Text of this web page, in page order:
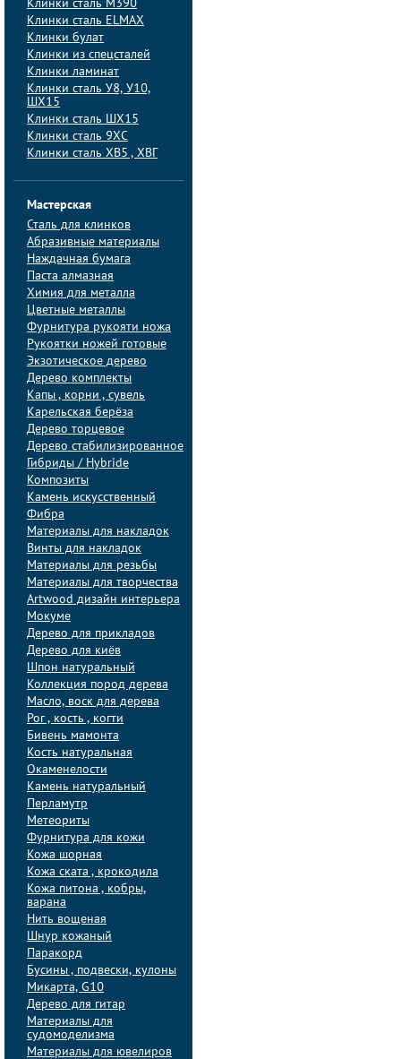
Клинки сталь M390
Клинки сталь ELMAX
Клинки булат
Клинки из спецсталей
Клинки ламинат
Клинки сталь У8, У10,
ШХ15
Клинки сталь ШХ15
Клинки сталь 9ХС
Клинки сталь ХВ5 , ХВГ
Мастерская
Сталь для клинков
Абразивные материалы
Наждачная бумага
Паста алмазная
Химия для металла
Цветные металлы
Фурнитура рукояти ножа
Рукоятки ножей готовые
Экзотическое дерево
Дерево комплекты
Капы , корни , сувель
Карельская берёза
Дерево торцевое
Дерево стабилизированное
Гибриды / Hybride
Композиты
Камень искусственный
Фибра
Материалы для накладок
Винты для накладок
Материалы для резьбы
Материалы для творчества
Artwood дизайн интерьера
Мокуме
Дерево для прикладов
Дерево для киёв
Шпон натуральный
Коллекция пород дерева
Масло, воск для дерева
Рог , кость , когти
Бивень мамонта
Кость натуральная
Окаменелости
Камень натуральный
Перламутр
Метеориты
Фурнитура для кожи
Кожа шорная
Кожа ската , крокодила
Кожа питона , кобры,
варана
Нить вощеная
Шнур кожаный
Паракорд
Бусины , подвески, кулоны
Микарта, G10
Дерево для гитар
Материалы для
судомоделизма
Материалы для ювелиров